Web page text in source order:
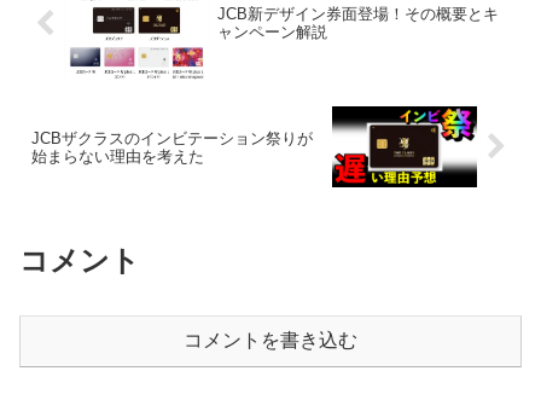
JCB新デザイン券面登場！その概要とキ
ャンペーン解説
JCBザクラスのインビテーション祭りが
始まらない理由を考えた
コメント
コメントを書き込む